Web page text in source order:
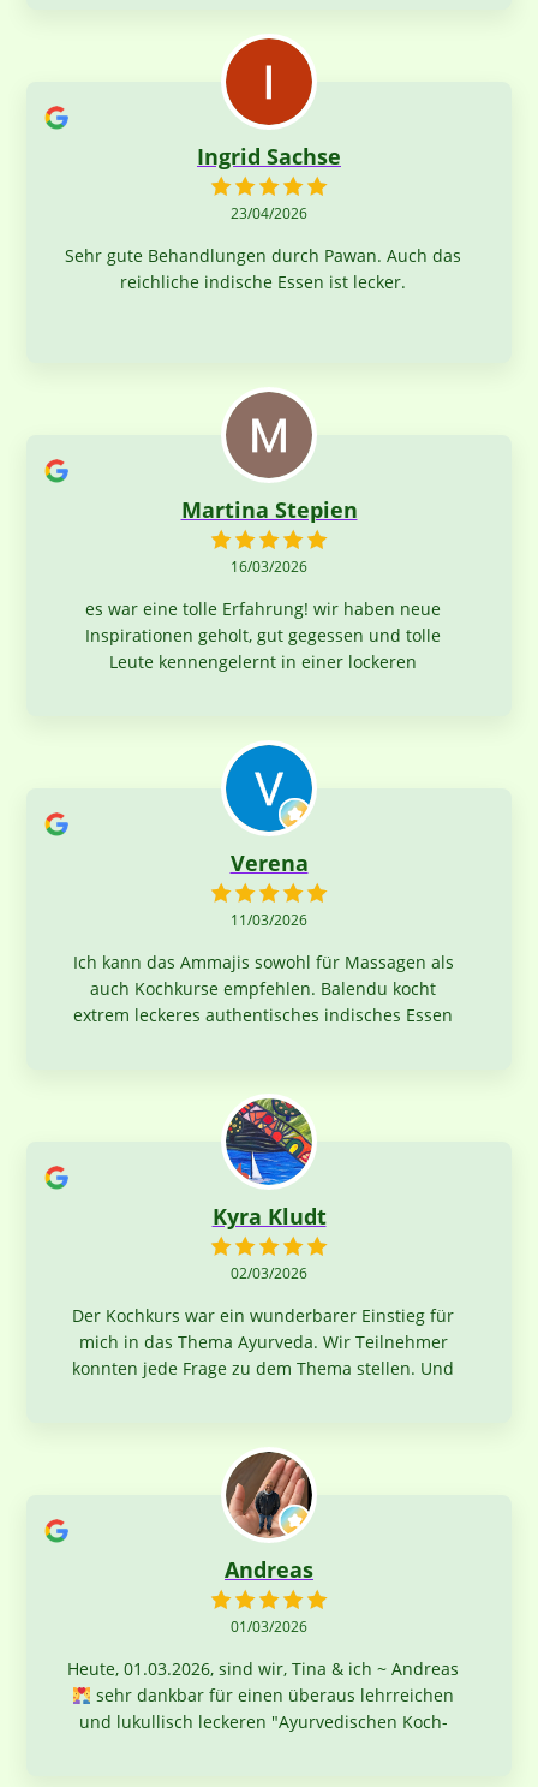
Urlaubstag verbringen
Ingrid Sachse
23/04/2026
Sehr gute Behandlungen durch Pawan. Auch das
reichliche indische Essen ist lecker.
Martina Stepien
16/03/2026
es war eine tolle Erfahrung! wir haben neue
Inspirationen geholt, gut gegessen und tolle
Leute kennengelernt in einer lockeren
Verena
11/03/2026
Ich kann das Ammajis sowohl für Massagen als
auch Kochkurse empfehlen. Balendu kocht
extrem leckeres authentisches indisches Essen
Kyra Kludt
02/03/2026
Der Kochkurs war ein wunderbarer Einstieg für
mich in das Thema Ayurveda. Wir Teilnehmer
konnten jede Frage zu dem Thema stellen. Und
mehr auszuprobieren. Herzlichen Dank an
Balendu. Viele Grüße, Kyra
Andreas
01/03/2026
Heute, 01.03.2026, sind wir, Tina & ich ~ Andreas
sehr dankbar für einen überaus lehrreichen
und lukullisch leckeren "Ayurvedischen Koch-